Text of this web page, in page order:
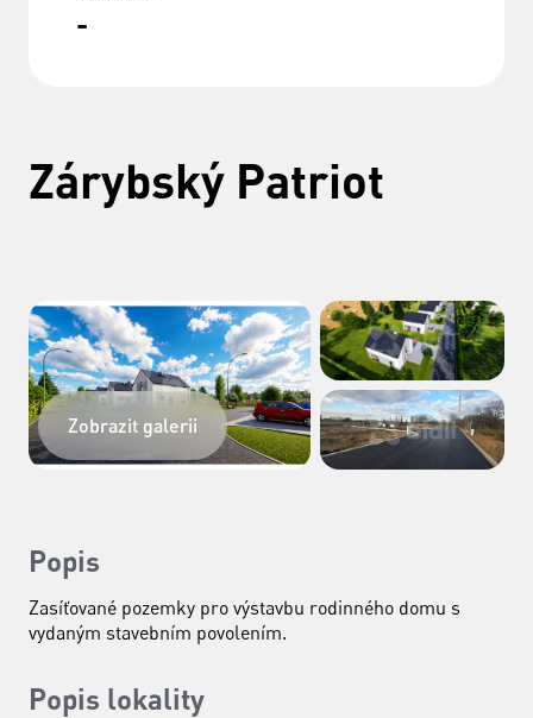
-
Zárybský Patriot
Zobrazit galerii
Popis
Zasíťované pozemky pro výstavbu rodinného domu s
vydaným stavebním povolením.
Popis lokality